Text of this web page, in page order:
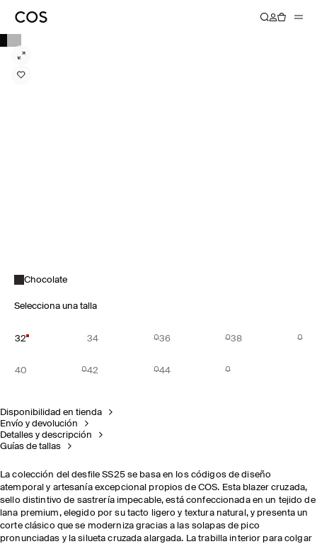
Chocolate
Selecciona una talla
32 34 36 38
40 42 44
Disponibilidad en tienda
Envío y devolución
Detalles y descripción
Guías de tallas
La colección del desfile SS25 se basa en los códigos de diseño
atemporal y artesanía excepcional propios de COS. Esta blazer cruzada,
sello distintivo de sastrería impecable, está confeccionada en un tejido de
lana premium, elegido por su tacto ligero y textura natural, y presenta un
corte clásico que se moderniza gracias a las solapas de pico
pronunciadas y la silueta cruzada alargada. La trabilla interior para colgar